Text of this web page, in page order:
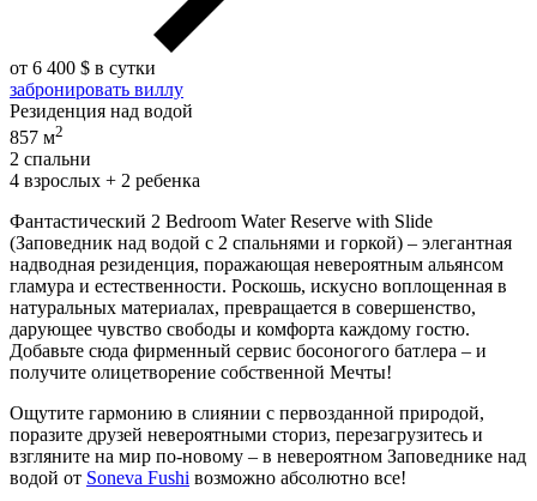
от 6 400 $ в сутки
забронировать виллу
Резиденция над водой
857 м2
2 спальни
4 взрослых + 2 ребенка
Фантастический 2 Bedroom Water Reserve with Slide
(Заповедник над водой с 2 спальнями и горкой) – элегантная
надводная резиденция, поражающая невероятным альянсом
гламура и естественности. Роскошь, искусно воплощенная в
натуральных материалах, превращается в совершенство,
дарующее чувство свободы и комфорта каждому гостю.
Добавьте сюда фирменный сервис босоногого батлера – и
получите олицетворение собственной Мечты!
Ощутите гармонию в слиянии с первозданной природой,
поразите друзей невероятными сториз, перезагрузитесь и
взгляните на мир по-новому – в невероятном Заповеднике над
водой от Soneva Fushi возможно абсолютно все!